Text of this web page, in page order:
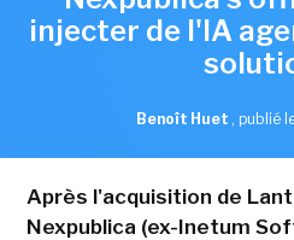
injecter de l'IA
Benoît Huet , publié
Après l'acquisition de
Nexpublica (ex-Inetum